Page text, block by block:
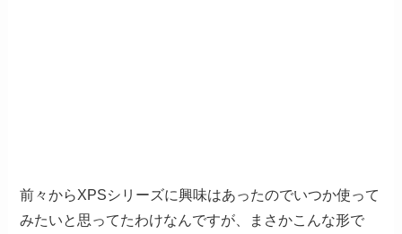
前々からXPSシリーズに興味はあったのでいつか使って
みたいと思ってたわけなんですが、まさかこんな形で